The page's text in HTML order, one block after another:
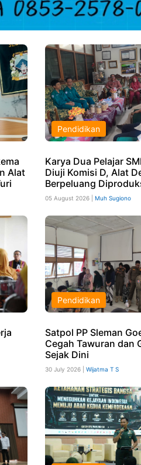
Alat
Pendidikan
Karya Dua Pelajar
Diuji Komisi D, Alat
Berpeluang
05 August 2026 | Muh Sugiono
Pendidikan
Satpol PP Sleman
Cegah Tawuran dan
Sejak Dini
30 July 2026 | Wijatma T S